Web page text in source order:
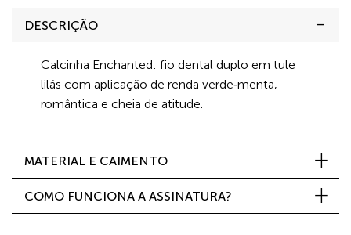
DESCRIÇÃO
Calcinha Enchanted: fio dental duplo em tule
lilás com aplicação de renda verde‑menta,
romântica e cheia de atitude.
MATERIAL E CAIMENTO
COMO FUNCIONA A ASSINATURA?